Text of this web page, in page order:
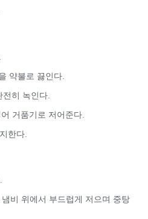
약불로 끓인다.
히 녹인다.
거품기로 저어준다.
한다.
비 위에서 부드럽게 저으며 중탕